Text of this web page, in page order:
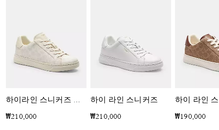
하이라인 스니커즈 인 시그니처 캔버스
₩210,000
하이 라인 스니커즈
₩210,000 ₩190,000